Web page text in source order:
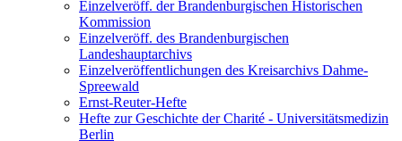
Einzelveröff. der Brandenburgischen Historischen
Kommission
Einzelveröff. des Brandenburgischen
Landeshauptarchivs
Einzelveröffentlichungen des Kreisarchivs Dahme-
Spreewald
Ernst-Reuter-Hefte
Hefte zur Geschichte der Charité - Universitätsmedizin
Berlin